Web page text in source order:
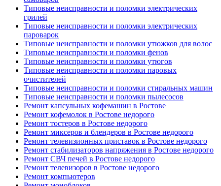
Типовые неисправности и поломки электрических
грилей
Типовые неисправности и поломки электрических
пароварок
Типовые неисправности и поломки утюжков для волос
Типовые неисправности и поломки фенов
Типовые неисправности и поломки утюгов
Типовые неисправности и поломки паровых
очистителей
Типовые неисправности и поломки стиральных машин
Типовые неисправности и поломки пылесосов
Ремонт капсульных кофемашин в Ростове
Ремонт кофемолок в Ростове недорого
Ремонт тостеров в Ростове недорого
Ремонт миксеров и блендеров в Ростове недорого
Ремонт телевизионных приставок в Ростове недорого
Ремонт стабилизаторов напряжения в Ростове недорого
Ремонт СВЧ печей в Ростове недорого
Ремонт телевизоров в Ростове недорого
Ремонт компьютеров